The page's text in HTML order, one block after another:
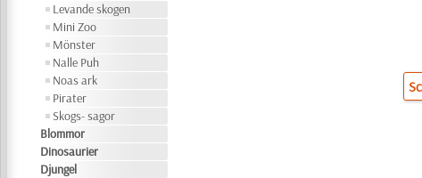
Levande skogen
Mini Zoo
Mönster
Nalle Puh
Noas ark
Pirater
Skogs- sagor
Blommor
Dinosaurier
Djungel